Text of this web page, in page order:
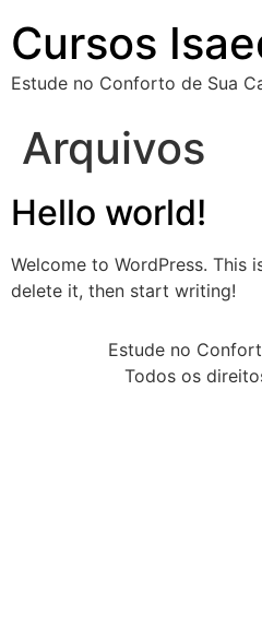
Cursos
Estude no Conforto de Sua
Arquivos
Hello world!
Welcome to WordPress. This
delete it, then start writing!
Estude no
Todos os